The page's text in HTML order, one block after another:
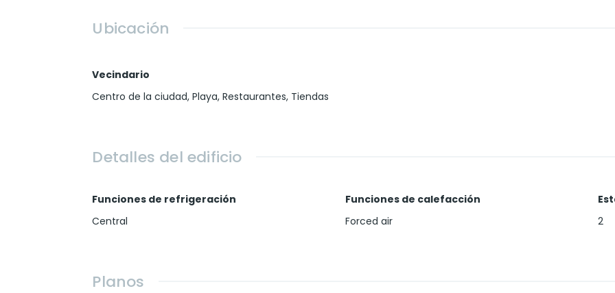
Ubicación
Vecindario
Centro de la ciudad,Playa,Restaurantes, Tiendas
Detalles del edificio
Funciones de refrigeración
Central
Funciones de calefacción
Forced air
2
Planos